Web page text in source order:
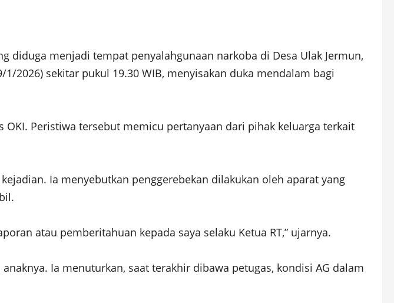
diduga menjadi tempat penyalahgunaan narkoba di Desa Ulak Jermun,
2026) sekitar pukul 19.30 WIB, menyisakan duka mendalam bagi
Peristiwa tersebut memicu pertanyaan dari pihak keluarga terkait
Ia menyebutkan penggerebekan dilakukan oleh aparat yang
atau pemberitahuan kepada saya selaku Ketua RT,” ujarnya.
Ia menuturkan, saat terakhir dibawa petugas, kondisi AG dalam